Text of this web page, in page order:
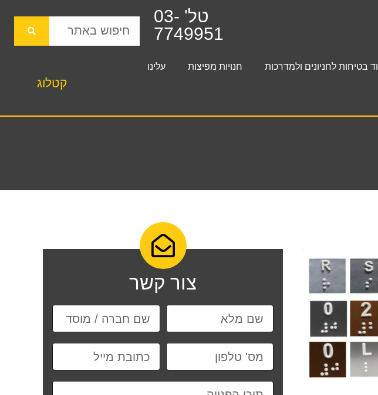
טל' 03-
7749951
בטיחות לחניונים ולמדרכות חנויות מפיצות עלינו
קטלוג
צור קשר